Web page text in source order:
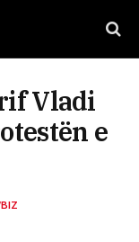
Vladi
e